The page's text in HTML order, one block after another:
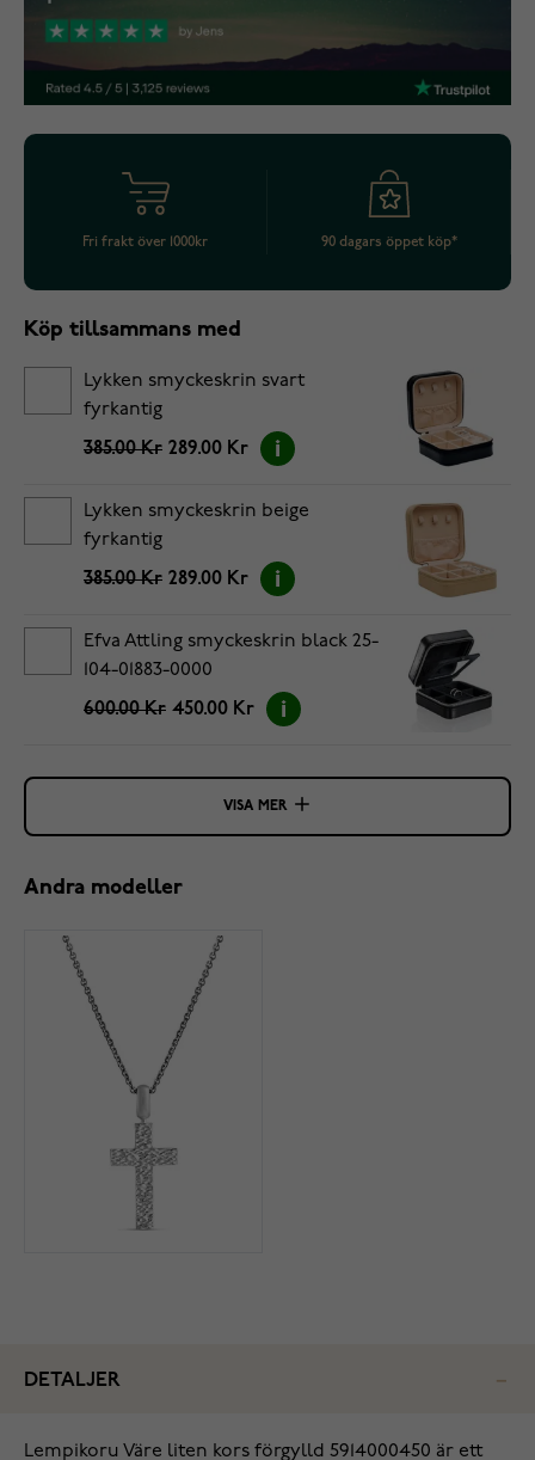
Fri frakt över 1000kr 90 dagars öppet köp*
Köp tillsammans med
Lykken smyckeskrin svart
fyrkantig
385.00 Kr 289.00 Kr
Lykken smyckeskrin beige
fyrkantig
385.00 Kr 289.00 Kr
Efva Attling smyckeskrin black 25-
104-01883-0000
600.00 Kr 450.00 Kr
VISA MER
Andra modeller
DETALJER
Lempikoru Väre liten kors förgylld 5914000450 är ett